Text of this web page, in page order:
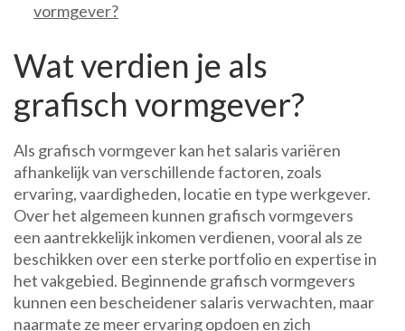
vormgever?
Wat verdien je als
grafisch vormgever?
Als grafisch vormgever kan het salaris variëren
afhankelijk van verschillende factoren, zoals
ervaring, vaardigheden, locatie en type werkgever.
Over het algemeen kunnen grafisch vormgevers
een aantrekkelijk inkomen verdienen, vooral als ze
beschikken over een sterke portfolio en expertise in
het vakgebied. Beginnende grafisch vormgevers
kunnen een bescheidener salaris verwachten, maar
naarmate ze meer ervaring opdoen en zich